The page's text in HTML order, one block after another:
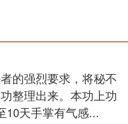
的强烈要求，将秘不
整理出来。本功上功
10天手掌有气感...